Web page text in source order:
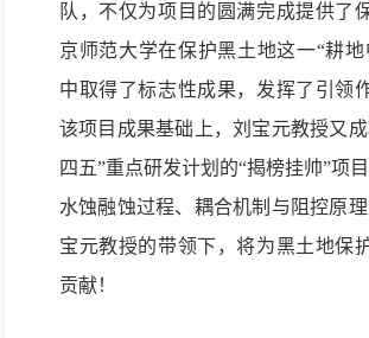
队，不仅为项目 的 圆 满完成提供了
京师范大学在保护黑土地这一“耕
中取得了标志性成果，发挥了引领
该项目 成果基础上，刘宝元教授又
四五”重点研发计划 的“揭榜挂帅”项目
水蚀融蚀过程、耦合机制与阻控原理
宝元教授的带领下，将为黑土地保
贡献！